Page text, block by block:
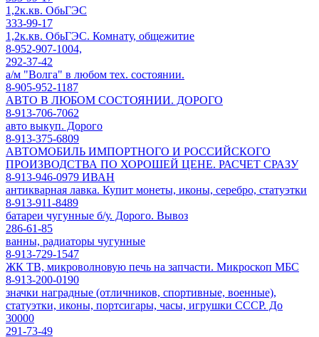
1,2к.кв. ОбьГЭС
333-99-17
1,2к.кв. ОбьГЭС. Комнату, общежитие
8-952-907-1004,
292-37-42
а/м "Волга" в любом тех. состоянии.
8-905-952-1187
АВТО В ЛЮБОМ СОСТОЯНИИ. ДОРОГО
8-913-706-7062
авто выкуп. Дорого
8-913-375-6809
АВТОМОБИЛЬ ИМПОРТНОГО И РОССИЙСКОГО
ПРОИЗВОДСТВА ПО ХОРОШЕЙ ЦЕНЕ. РАСЧЕТ СРАЗУ
8-913-946-0979 ИВАН
антикварная лавка. Купит монеты, иконы, серебро, статуэтки
8-913-911-8489
батареи чугунные б/у. Дорого. Вывоз
286-61-85
ванны, радиаторы чугунные
8-913-729-1547
ЖК ТВ, микроволновую печь на запчасти. Микроскоп МБС
8-913-200-0190
значки наградные (отличников, спортивные, военные),
статуэтки, иконы, портсигары, часы, игрушки СССР. До
30000
291-73-49